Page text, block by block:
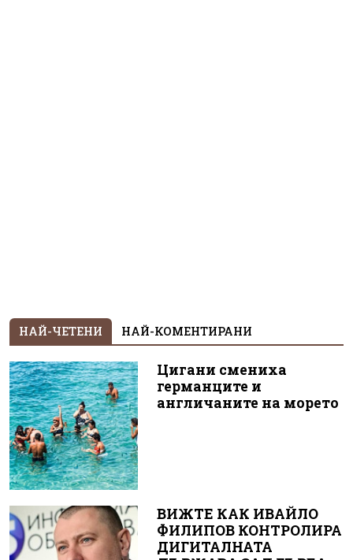
НАЙ-ЧЕТЕНИ НАЙ-КОМЕНТИРАНИ
Цигани смениха
германците и
англичаните на морето
ВИЖТЕ КАК ИВАЙЛО
ФИЛИПОВ КОНТРОЛИРА
ДИГИТАЛНАТА